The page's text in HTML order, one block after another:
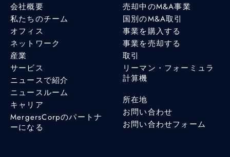
会社概要
私たちのチーム
オフィス
ネットワーク
産業
サービス
ニュースで紹介
ニュースルーム
キャリア
MergersCorpのパートナ
ーになる
売却中のM&A事業
国別のM&A取引
事業を購入する
事業を売却する
取引
リーマン・フォーミュラ
計算機
所在地
お問い合わせ
お問い合わせフォーム